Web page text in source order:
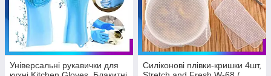
Універсальні рукавички для
Силіконові плівки-кришки 4шт,